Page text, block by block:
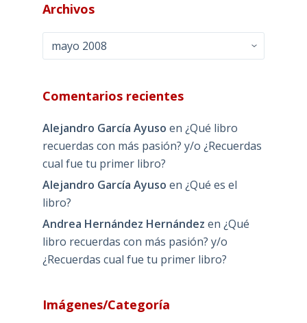
Archivos
Comentarios recientes
Alejandro García Ayuso en ¿Qué libro
recuerdas con más pasión? y/o ¿Recuerdas
cual fue tu primer libro?
Alejandro García Ayuso en ¿Qué es el
libro?
Andrea Hernández Hernández en ¿Qué
libro recuerdas con más pasión? y/o
¿Recuerdas cual fue tu primer libro?
Imágenes/Categoría